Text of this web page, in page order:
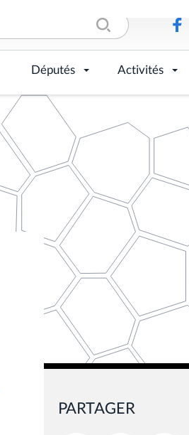
Députés Activités
PARTAGER